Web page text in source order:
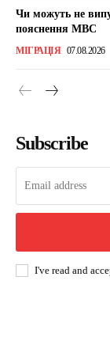
Чи можуть не
пояснення МВС
МІГРАЦІЯ 07.08.2026
Subscribe
I've read and